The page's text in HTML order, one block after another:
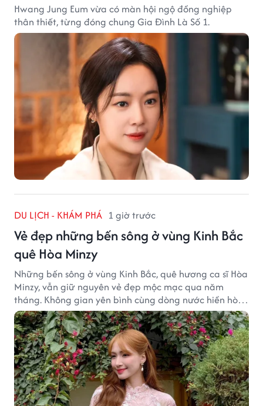
Hwang Jung Eum vừa có màn hội ngộ đồng nghiệp
thân thiết, từng đóng chung Gia Đình Là Số 1.
DU LỊCH - KHÁM PHÁ 1 giờ trước
Vẻ đẹp những bến sông ở vùng Kinh Bắc
quê Hòa Minzy
Những bến sông ở vùng Kinh Bắc, quê hương ca sĩ Hòa
Minzy, vẫn giữ nguyên vẻ đẹp mộc mạc qua năm
tháng. Không gian yên bình cùng dòng nước hiền hòa
tạo nên một góc Bắc Ninh rất đáng để khám phá.